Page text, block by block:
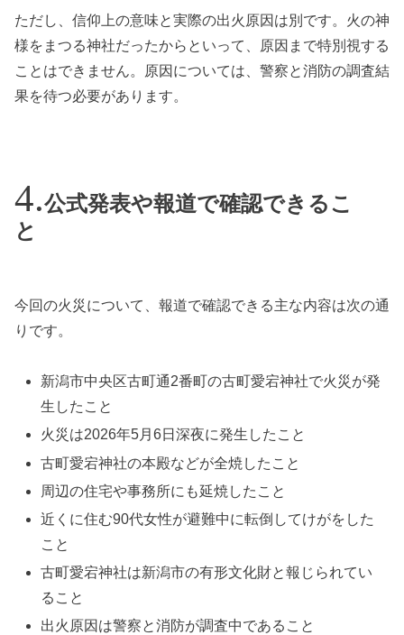
ただし、信仰上の意味と実際の出火原因は別です。火の神
様をまつる神社だったからといって、原因まで特別視する
ことはできません。原因については、警察と消防の調査結
果を待つ必要があります。
公式発表や報道で確認できるこ
と
今回の火災について、報道で確認できる主な内容は次の通
りです。
新潟市中央区古町通2番町の古町愛宕神社で火災が発
生したこと
火災は2026年5月6日深夜に発生したこと
古町愛宕神社の本殿などが全焼したこと
周辺の住宅や事務所にも延焼したこと
近くに住む90代女性が避難中に転倒してけがをした
こと
古町愛宕神社は新潟市の有形文化財と報じられてい
ること
出火原因は警察と消防が調査中であること